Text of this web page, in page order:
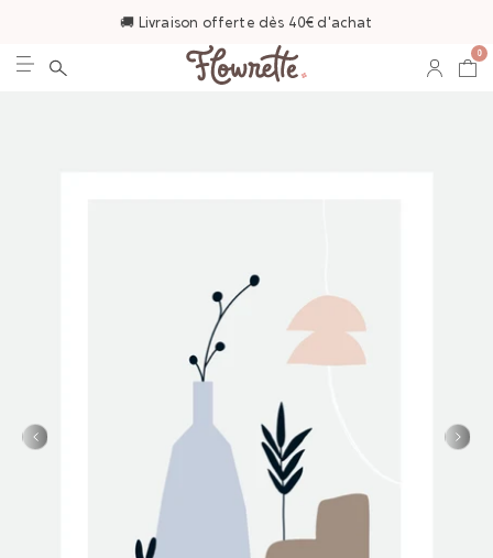
🚚 Livraison offerte dès 40€ d'achat
0